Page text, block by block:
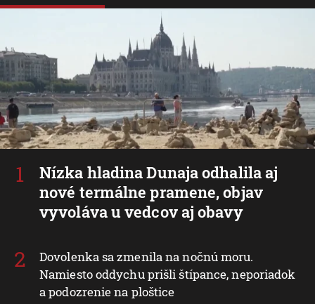
Nízka hladina Dunaja odhalila aj
nové termálne pramene, objav
vyvoláva u vedcov aj obavy
Dovolenka sa zmenila na nočnú moru.
Namiesto oddychu prišli štípance, neporiadok
a podozrenie na ploštice